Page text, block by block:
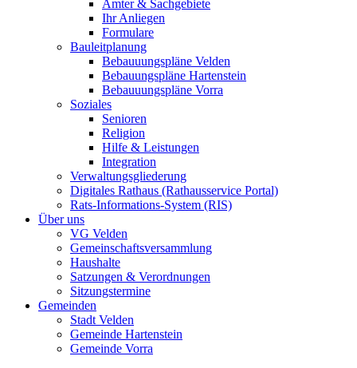
Ämter & Sachgebiete
Ihr Anliegen
Formulare
Bauleitplanung
Bebauuungspläne Velden
Bebauungspläne Hartenstein
Bebauuungspläne Vorra
Soziales
Senioren
Religion
Hilfe & Leistungen
Integration
Verwaltungsgliederung
Digitales Rathaus (Rathausservice Portal)
Rats-Informations-System (RIS)
Über uns
VG Velden
Gemeinschaftsversammlung
Haushalte
Satzungen & Verordnungen
Sitzungstermine
Gemeinden
Stadt Velden
Gemeinde Hartenstein
Gemeinde Vorra